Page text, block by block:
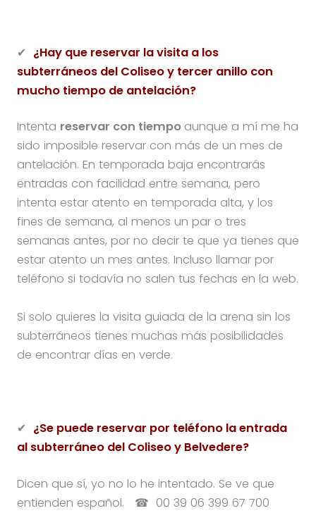
✔ ¿Hay que reservar la visita a los
subterráneos del Coliseo y tercer anillo con
mucho tiempo de antelación?
Intenta reservar con tiempo aunque a mí me ha
sido imposible reservar con más de un mes de
antelación. En temporada baja encontrarás
entradas con facilidad entre semana, pero
intenta estar atento en temporada alta, y los
fines de semana, al menos un par o tres
semanas antes, por no decir te que ya tienes que
estar atento un mes antes. Incluso llamar por
teléfono si todavía no salen tus fechas en la web.
Si solo quieres la visita guiada de la arena sin los
subterráneos tienes muchas más posibilidades
de encontrar días en verde.
✔ ¿Se puede reservar por teléfono la entrada
al subterráneo del Coliseo y Belvedere?
Dicen que sí, yo no lo he intentado. Se ve que
entienden español. ☎ 00 39 06 399 67 700